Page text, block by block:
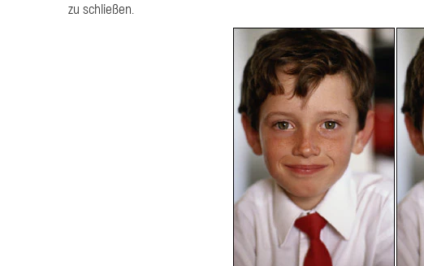
zu schließen.